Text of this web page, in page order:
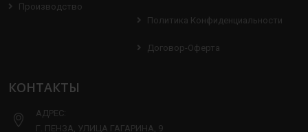
Производство
Политика Конфиденциальности
Договор-Оферта
КОНТАКТЫ
АДРЕС:
Г. ПЕНЗА, УЛИЦА ГАГАРИНА, 9